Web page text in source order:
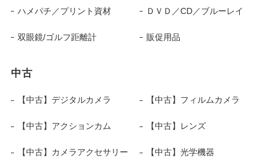
ハメパチ／プリント資材 ＤＶＤ／CD／ブルーレイ
双眼鏡/ゴルフ距離計 販促用品
中古
【中古】デジタルカメラ 【中古】フィルムカメラ
【中古】アクションカム 【中古】レンズ
【中古】カメラアクセサリー 【中古】光学機器